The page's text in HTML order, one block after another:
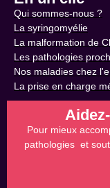
Qui sommes-nous ?
La syringomyélie
La malformation de
Les pathologies
Nos maladies chez
La prise en charge
Pour mieux
pathologies et